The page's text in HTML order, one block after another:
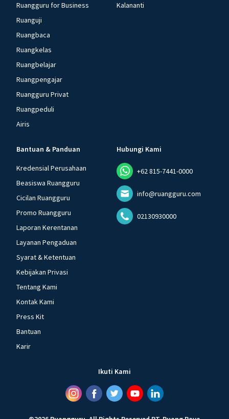
Ruangguru for Business
Ruanguji
Ruangbaca
Ruangkelas
Ruangbelajar
Ruangpengajar
Ruangguru Privat
Ruangpeduli
Airis
Kalananti
Bantuan & Panduan
Kredensial Perusahaan
Beasiswa Ruangguru
Cicilan Ruangguru
Promo Ruangguru
Laporan Kerentanan
Layanan Pengaduan
Syarat & Ketentuan
Kebijakan Privasi
Tentang Kami
Kontak Kami
Press Kit
Bantuan
Karir
Hubungi Kami
+62 815-7441-0000
info@ruangguru.com
02130930000
Ikuti Kami